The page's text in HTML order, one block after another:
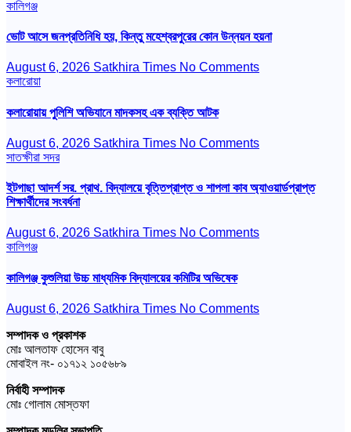
কালিগঞ্জ
ভোট আসে জনপ্রতিনিধি হয়, কিন্তু মহেশ্বরপুরের কোন উন্নয়ন হয়না
August 6, 2026 Satkhira Times No Comments
কলারোয়া
কলারোয়ায় পুলিশি অভিযানে মাদকসহ এক ব্যক্তি আটক
August 6, 2026 Satkhira Times No Comments
সাতক্ষীরা সদর
ইটগাছা আদর্শ সর. প্রাথ. বিদ্যালয়ে বৃত্তিপ্রাপ্ত ও শাপলা কাব অ্যাওয়ার্ডপ্রাপ্ত
শিক্ষার্থীদের সংবর্ধনা
August 6, 2026 Satkhira Times No Comments
কালিগঞ্জ
কালিগঞ্জ কুশুলিয়া উচ্চ মাধ্যমিক বিদ্যালয়ের কমিটির অভিষেক
August 6, 2026 Satkhira Times No Comments
সম্পাদক ও প্রকাশক
মোঃ আলতাফ হোসেন বাবু
মোবাইল নং- ০১৭১২ ১০৫৬৮৯
নির্বাহী সম্পাদক
মোঃ গোলাম মোস্তফা